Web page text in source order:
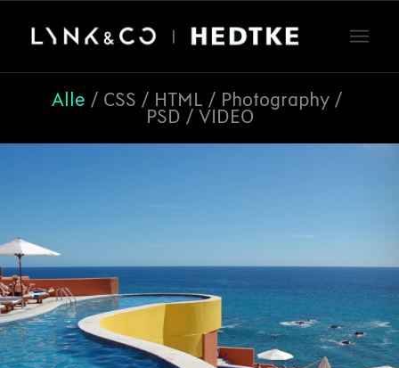
Alle / CSS / HTML / Photography /
PSD / VIDEO